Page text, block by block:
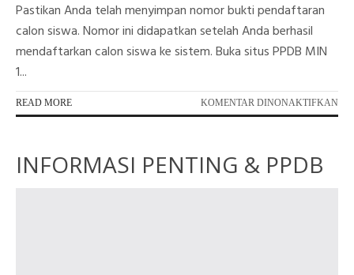
Pastikan Anda telah menyimpan nomor bukti pendaftaran
calon siswa. Nomor ini didapatkan setelah Anda berhasil
mendaftarkan calon siswa ke sistem. Buka situs PPDB MIN
1...
READ MORE KOMENTAR DINONAKTIFKAN
INFORMASI PENTING & PPDB